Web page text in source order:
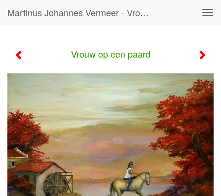
Martinus Johannes Vermeer - Vrouw Op Een Paard
Vrouw op een paard